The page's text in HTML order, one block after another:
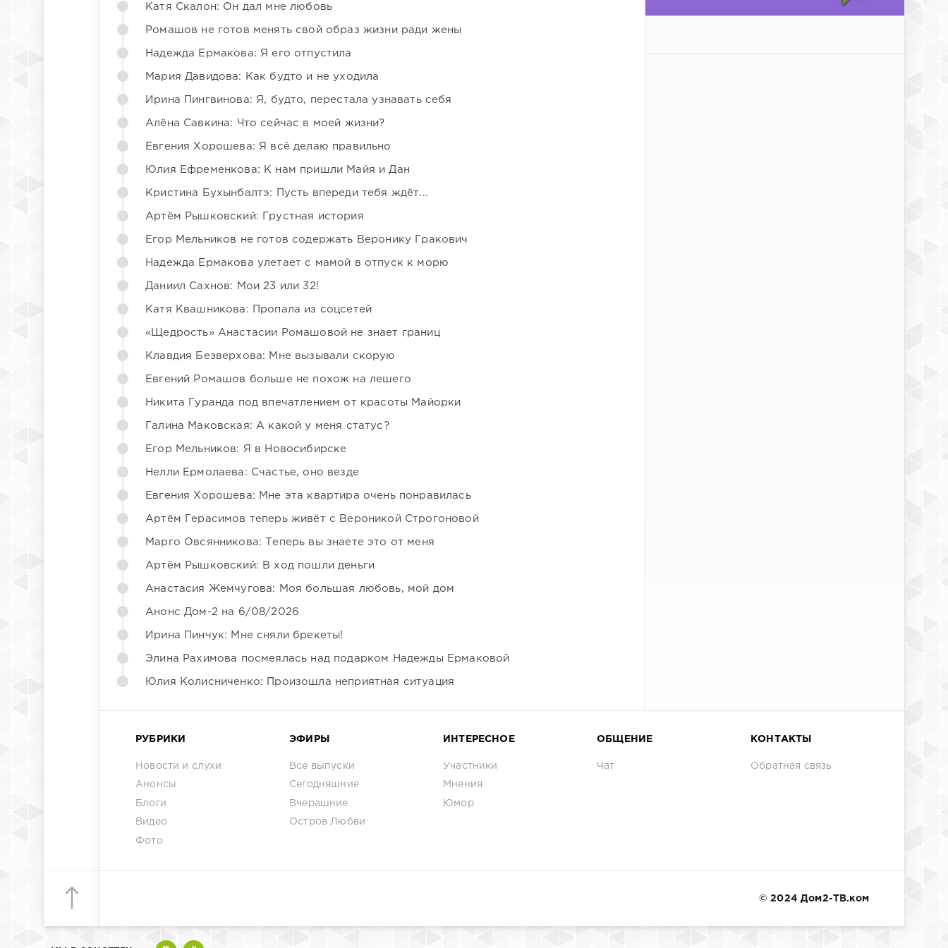
Катя Скалон: Он дал мне любовь
Ромашов не готов менять свой образ жизни ради жены
Надежда Ермакова: Я его отпустила
Мария Давидова: Как будто и не уходила
Ирина Пингвинова: Я, будто, перестала узнавать себя
Алёна Савкина: Что сейчас в моей жизни?
Евгения Хорошева: Я всё делаю правильно
Юлия Ефременкова: К нам пришли Майя и Дан
Кристина Бухынбалтэ: Пусть впереди тебя ждёт...
Артём Рышковский: Грустная история
Егор Мельников не готов содержать Веронику Гракович
Надежда Ермакова улетает с мамой в отпуск к морю
Даниил Сахнов: Мои 23 или 32!
Катя Квашникова: Пропала из соцсетей
«Щедрость» Анастасии Ромашовой не знает границ
Клавдия Безверхова: Мне вызывали скорую
Евгений Ромашов больше не похож на лешего
Никита Гуранда под впечатлением от красоты Майорки
Галина Маковская: А какой у меня статус?
Егор Мельников: Я в Новосибирске
Нелли Ермолаева: Счастье, оно везде
Евгения Хорошева: Мне эта квартира очень понравилась
Артём Герасимов теперь живёт с Вероникой Строгоновой
Марго Овсянникова: Теперь вы знаете это от меня
Артём Рышковский: В ход пошли деньги
Анастасия Жемчугова: Моя большая любовь, мой дом
Анонс Дом-2 на 6/08/2026
Ирина Пинчук: Мне сняли брекеты!
Элина Рахимова посмеялась над подарком Надежды Ермаковой
Юлия Колисниченко: Произошла неприятная ситуация
РУБРИКИ
Новости и слухи
Анонсы
Блоги
Видео
Фото
ЭФИРЫ
Все выпуски
Сегодняшние
Вчерашние
Остров Любви
ИНТЕРЕСНОЕ
Участники
Мнения
Юмор
ОБЩЕНИЕ
Чат
КОНТАКТЫ
Обратная связь
© 2024 Дом2-ТВ.ком